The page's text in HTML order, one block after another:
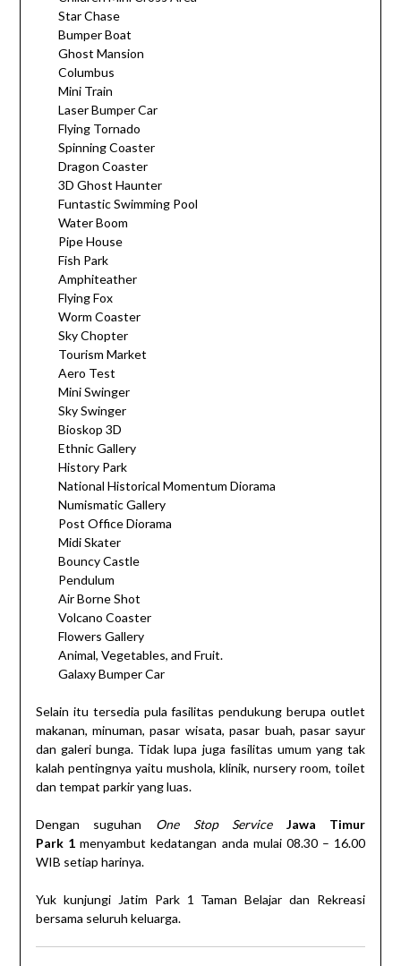
Star Chase
Bumper Boat
Ghost Mansion
Columbus
Mini Train
Laser Bumper Car
Flying Tornado
Spinning Coaster
Dragon Coaster
3D Ghost Haunter
Funtastic Swimming Pool
Water Boom
Pipe House
Fish Park
Amphiteather
Flying Fox
Worm Coaster
Sky Chopter
Tourism Market
Aero Test
Mini Swinger
Sky Swinger
Bioskop 3D
Ethnic Gallery
History Park
National Historical Momentum Diorama
Numismatic Gallery
Post Office Diorama
Midi Skater
Bouncy Castle
Pendulum
Air Borne Shot
Volcano Coaster
Flowers Gallery
Animal, Vegetables, and Fruit.
Galaxy Bumper Car
Selain itu tersedia pula fasilitas pendukung berupa outlet
makanan, minuman, pasar wisata, pasar buah, pasar sayur
dan galeri bunga. Tidak lupa juga fasilitas umum yang tak
kalah pentingnya yaitu mushola, klinik, nursery room, toilet
dan tempat parkir yang luas.
Dengan suguhan One Stop Service
Jawa Timur
Park 1menyambut kedatangan anda mulai 08.30 – 16.00
WIB setiap harinya.
Yuk kunjungi Jatim Park 1 Taman Belajar dan Rekreasi
bersama seluruh keluarga.